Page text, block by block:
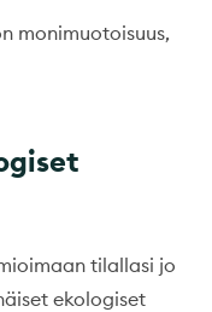
monimuotoisuus,
tilallasi jo
ekologiset